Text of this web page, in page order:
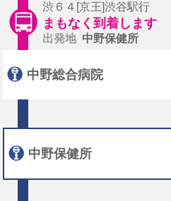
渋６４[京王]渋谷駅行
まもなく到着します
出発地 中野保健所
中野総合病院
中野保健所